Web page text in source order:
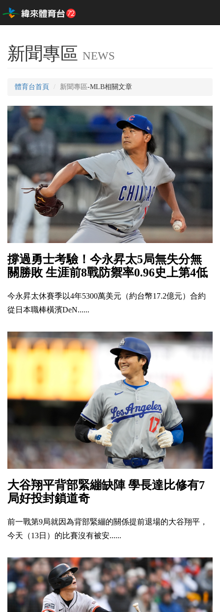
新聞專區 NEWS
體育台首頁 新聞專區-MLB相關文章
撐過勇士考驗！今永昇太5局無失分無
關勝敗 生涯前8戰防禦率0.96史上第4低
今永昇太休賽季以4年5300萬美元（約台幣17.2億元）合約
從日本職棒橫濱DeN......
大谷翔平背部緊繃缺陣 學長達比修有7
局好投封鎖道奇
前一戰第9局就因為背部緊繃的關係提前退場的大谷翔平，
今天（13日）的比賽沒有被安......